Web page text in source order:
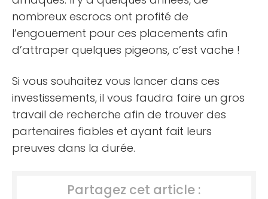
nombreux escrocs ont profité de
l’engouement pour ces placements afin
d’attraper quelques pigeons, c’est vache !
Si vous souhaitez vous lancer dans ces
investissements, il vous faudra faire un gros
travail de recherche afin de trouver des
partenaires fiables et ayant fait leurs
preuves dans la durée.
Partagez cet article :